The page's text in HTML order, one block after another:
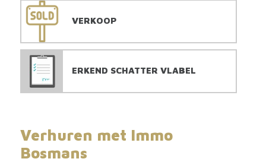
VERKOOP
ERKEND SCHATTER VLABEL
Verhuren met Immo
Bosmans